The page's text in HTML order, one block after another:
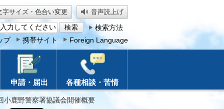
字サイズ・色合い変更 音声読上げ
検索方法
プ 携帯サイト Foreign Language
申請・届出 各種相談・苦情
小鹿野警察署協議会開催概要